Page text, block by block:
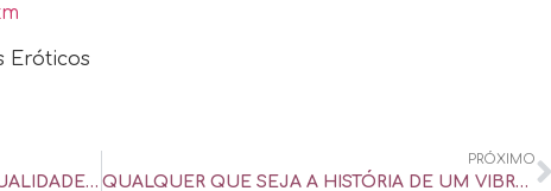
Eróticos
VIBRADOR, MASTURBAÇÃO E BISSEXUALIDADE: PESQUISA INVESTIGA SEXO NA PANDEMIA – UOL UNIVERSA
PRÓXIMO
QUALQUER QUE SEJA A HISTÓRIA DE UM VIBRADOR, NUNCA É FÁCIL JOGÁ-LO NO LIXO – UOL UNIVERSA